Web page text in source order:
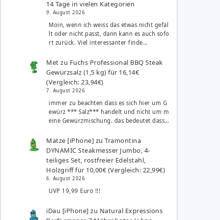
14 Tage in vielen Kategorien
9. August 2026
Moin, wenn ich weiss das etwas nicht gefäl
lt oder nicht passt, dann kann es auch sofo
rt zurück. Viel interessanter finde…
Met zu Fuchs Professional BBQ Steak
Gewürzsalz (1,5 kg) für 16,14€
(Vergleich: 23,94€)
7. August 2026
immer zu beachten dass es sich hier um G
ewürz *** Salz*** handelt und nicht um m
eine Gewürzmischung. das bedeutet dass…
Matze [iPhone] zuTramontina
DYNAMIC Steakmesser Jumbo, 4-
teiliges Set, rostfreier Edelstahl,
Holzgriff für 10,00€ (Vergleich: 22,99€)
6. August 2026
UVP 19,99 Euro !!!
iDau [iPhone] zu Natural Expressions